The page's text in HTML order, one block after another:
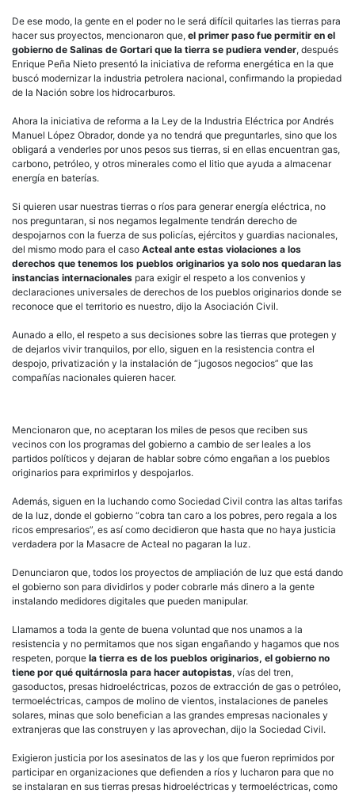
De ese modo, la gente en el poder no le será difícil quitarles las tierras para
hacer sus proyectos, mencionaron que, el primer paso fue permitir en el
gobierno de Salinas de Gortari que la tierra se pudiera vender, después
Enrique Peña Nieto presentó la iniciativa de reforma energética en la que
buscó modernizar la industria petrolera nacional, confirmando la propiedad
de la Nación sobre los hidrocarburos.
Ahora la iniciativa de reforma a la Ley de la Industria Eléctrica por Andrés
Manuel López Obrador, donde ya no tendrá que preguntarles, sino que los
obligará a venderles por unos pesos sus tierras, si en ellas encuentran gas,
carbono, petróleo, y otros minerales como el litio que ayuda a almacenar
energía en baterías.
Si quieren usar nuestras tierras o ríos para generar energía eléctrica, no
nos preguntaran, si nos negamos legalmente tendrán derecho de
despojarnos con la fuerza de sus policías, ejércitos y guardias nacionales,
del mismo modo para el caso Acteal ante estas violaciones a los
derechos que tenemos los pueblos originarios ya solo nos quedaran las
instancias internacionales para exigir el respeto a los convenios y
declaraciones universales de derechos de los pueblos originarios donde se
reconoce que el territorio es nuestro, dijo la Asociación Civil.
Aunado a ello, el respeto a sus decisiones sobre las tierras que protegen y
de dejarlos vivir tranquilos, por ello, siguen en la resistencia contra el
despojo, privatización y la instalación de “jugosos negocios” que las
compañías nacionales quieren hacer.
Mencionaron que, no aceptaran los miles de pesos que reciben sus
vecinos con los programas del gobierno a cambio de ser leales a los
partidos políticos y dejaran de hablar sobre cómo engañan a los pueblos
originarios para exprimirlos y despojarlos.
Además, siguen en la luchando como Sociedad Civil contra las altas tarifas
de la luz, donde el gobierno “cobra tan caro a los pobres, pero regala a los
ricos empresarios”, es así como decidieron que hasta que no haya justicia
verdadera por la Masacre de Acteal no pagaran la luz.
Denunciaron que, todos los proyectos de ampliación de luz que está dando
el gobierno son para dividirlos y poder cobrarle más dinero a la gente
instalando medidores digitales que pueden manipular.
Llamamos a toda la gente de buena voluntad que nos unamos a la
resistencia y no permitamos que nos sigan engañando y hagamos que nos
respeten, porque la tierra es de los pueblos originarios, el gobierno no
tiene por qué quitárnosla para hacer autopistas, vías del tren,
gasoductos, presas hidroeléctricas, pozos de extracción de gas o petróleo,
termoeléctricas, campos de molino de vientos, instalaciones de paneles
solares, minas que solo benefician a las grandes empresas nacionales y
extranjeras que las construyen y las aprovechan, dijo la Sociedad Civil.
Exigieron justicia por los asesinatos de las y los que fueron reprimidos por
participar en organizaciones que defienden a ríos y lucharon para que no
se instalaran en sus tierras presas hidroeléctricas y termoeléctricas, como